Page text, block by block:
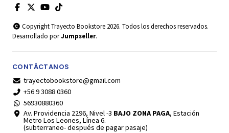
Copyright Trayecto Bookstore 2026. Todos los derechos reservados.
Desarrollado porJumpseller.
CONTÁCTANOS
trayectobookstore@gmail.com
+56 9 3088 0360
56930880360
Av. Providencia 2296, Nivel -3 BAJO ZONA PAGA, Estación
Metro Los Leones, Línea 6.
(subterraneo- después de pagar pasaje)